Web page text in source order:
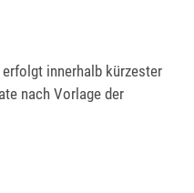
innerhalb kürzester
nach Vorlage der